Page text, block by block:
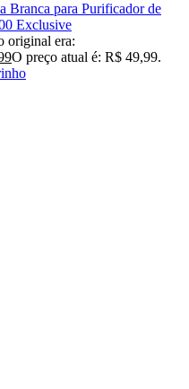
Branca para Purificador de
Exclusive
original era:
O preço atual é: R$ 49,99.